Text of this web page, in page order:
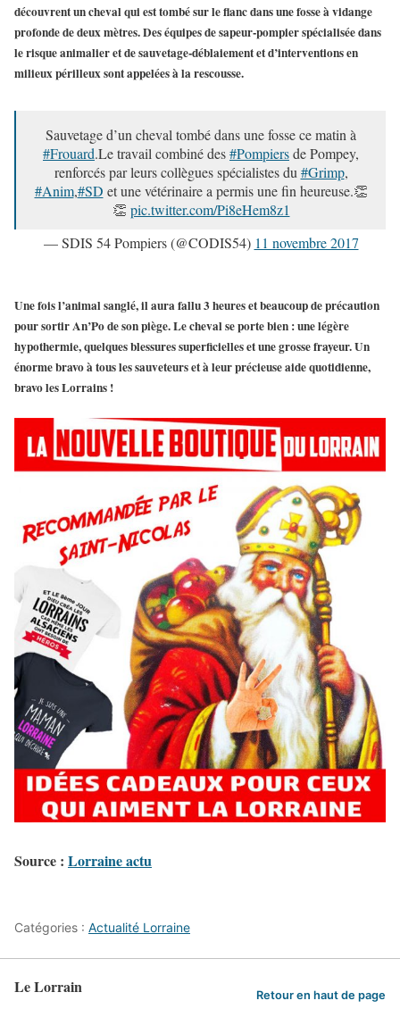
découvrent un cheval qui est tombé sur le flanc dans une fosse à vidange
profonde de deux mètres. Des équipes de sapeur-pompierspécialisée dans
le risque animalier et de sauvetage-déblaiementet d’interventions en
milieux périlleuxsont appelées à la rescousse.
Sauvetage d’un cheval tombé dans une fosse ce matin à
#Frouard.Le travail combiné des#Pompiersde Pompey,
renforcés par leurs collègues spécialistes du #Grimp,
#Anim,#SD et une vétérinaire a permis une fin heureuse.👏
👏 pic.twitter.com/Pi8eHem8z1
— SDIS 54 Pompiers (@CODIS54) 11 novembre 2017
Une fois l’animal sanglé, il aura fallu3 heures et beaucoup de précaution
pour sortir An’Po de son piège.Le cheval se porte bien : une légère
hypothermie, quelques blessures superficielles et une grosse frayeur. Un
énorme bravo à tous les sauveteurs et à leur précieuse aide quotidienne,
bravo les Lorrains !
Source : Lorraine actu
Catégories : Actualité Lorraine
Le Lorrain Retour en haut de page